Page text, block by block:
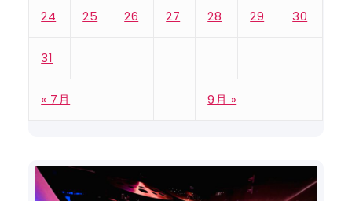
24 25 26 27 28 29 30
31
« 7月 9月 »